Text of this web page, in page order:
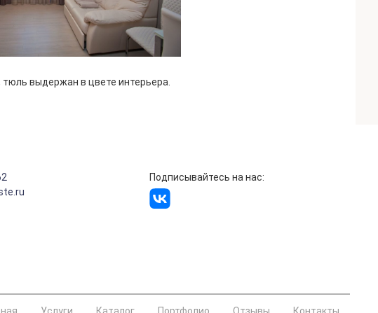
выдержан в цвете интерьера.
Подписывайтесь на нас:
Услуги Каталог Портфолио Отзывы Контакты